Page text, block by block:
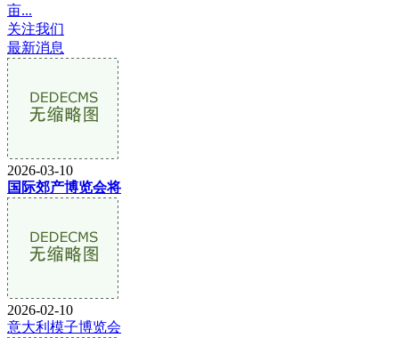
亩...
关注我们
最新消息
2026-03-10
国际郊产博览会将
2026-02-10
意大利模子博览会